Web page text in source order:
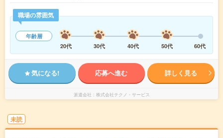
職場の雰囲気
年齢層
20代
30代 40代 50代 60代
気になる! 応募へ進む 詳しく見る
派遣会社 株式会社テクノ・サービス
未読